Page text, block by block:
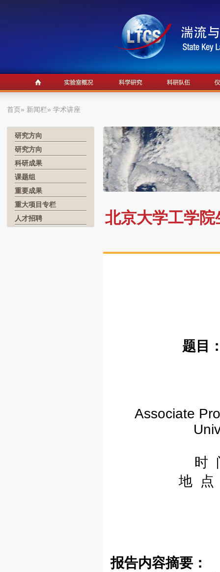
首页» 新闻栏» 学术讲座
研究方向
研究方向
科研成果
课题组
重要成果
重大项目专栏
人才招聘
北京大学工学
题目
Associate
时
地 点
报告内容摘要：